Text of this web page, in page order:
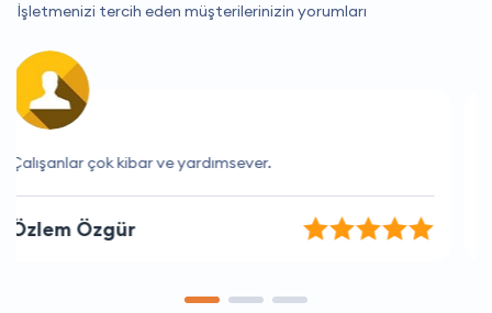
İşletmenizi tercih eden müşterilerinizin yorumları
Yardımsever ve bilgili personel, teşekkür ederim.
Aras Şahin